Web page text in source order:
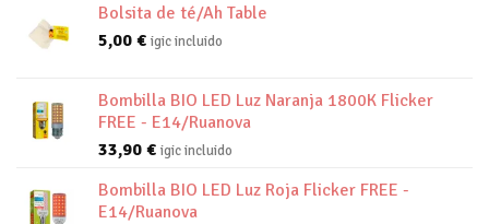
Bolsita de té/Ah Table
5,00 € igic incluido
Bombilla BIO LED Luz Naranja 1800K Flicker
FREE - E14/Ruanova
33,90 € igic incluido
Bombilla BIO LED Luz Roja Flicker FREE -
E14/Ruanova